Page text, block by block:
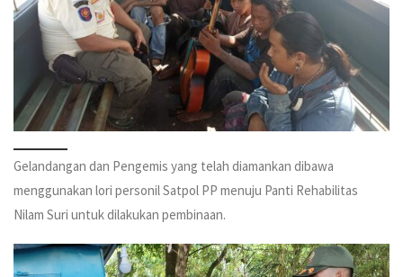
Gelandangan dan Pengemis yang telah diamankan dibawa
menggunakan lori personil Satpol PP menuju Panti Rehabilitas
Nilam Suri untuk dilakukan pembinaan.